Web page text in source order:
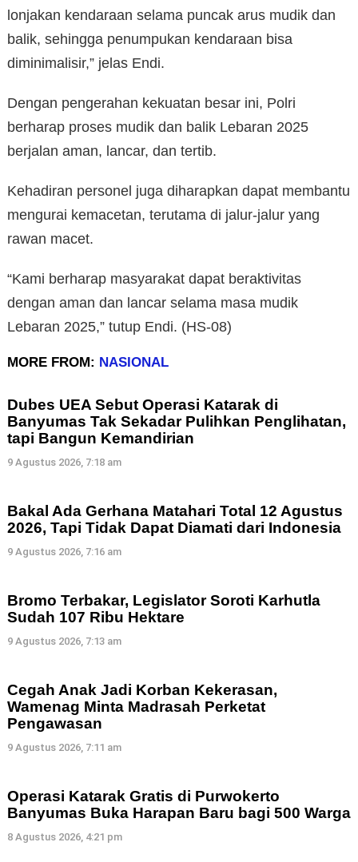
lonjakan kendaraan selama puncak arus mudik dan
balik, sehingga penumpukan kendaraan bisa
diminimalisir,” jelas Endi.
Dengan pengerahan kekuatan besar ini, Polri
berharap proses mudik dan balik Lebaran 2025
berjalan aman, lancar, dan tertib.
Kehadiran personel juga diharapkan dapat membantu
mengurai kemacetan, terutama di jalur-jalur yang
rawan macet.
“Kami berharap masyarakat dapat beraktivitas
dengan aman dan lancar selama masa mudik
Lebaran 2025,” tutup Endi. (HS-08)
MORE FROM: NASIONAL
Dubes UEA Sebut Operasi Katarak di
Banyumas Tak Sekadar Pulihkan Penglihatan,
tapi Bangun Kemandirian
9 Agustus 2026, 7:18 am
Bakal Ada Gerhana Matahari Total 12 Agustus
2026, Tapi Tidak Dapat Diamati dari Indonesia
9 Agustus 2026, 7:16 am
Bromo Terbakar, Legislator Soroti Karhutla
Sudah 107 Ribu Hektare
9 Agustus 2026, 7:13 am
Cegah Anak Jadi Korban Kekerasan,
Wamenag Minta Madrasah Perketat
Pengawasan
9 Agustus 2026, 7:11 am
Operasi Katarak Gratis di Purwokerto
Banyumas Buka Harapan Baru bagi 500 Warga
8 Agustus 2026, 4:21 pm